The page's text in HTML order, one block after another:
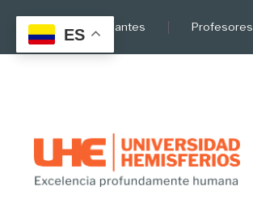
content
Estudiantes Profesores
ES